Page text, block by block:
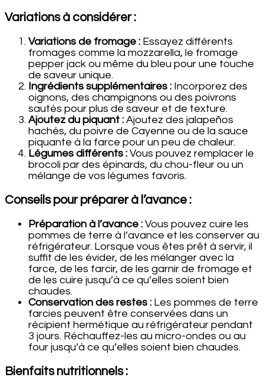
Variations à considérer :
Variations de fromage : Essayez différents
fromages comme la mozzarella, le fromage
pepper jack ou même du bleu pour une touche
de saveur unique.
Ingrédients supplémentaires : Incorporez des
oignons, des champignons ou des poivrons
sautés pour plus de saveur et de texture.
Ajoutez du piquant : Ajoutez des jalapeños
hachés, du poivre de Cayenne ou de la sauce
piquante à la farce pour un peu de chaleur.
Légumes différents : Vous pouvez remplacer le
brocoli par des épinards, du chou-fleur ou un
mélange de vos légumes favoris.
Conseils pour préparer à l’avance :
Préparation à l’avance : Vous pouvez cuire les
pommes de terre à l’avance et les conserver au
réfrigérateur. Lorsque vous êtes prêt à servir, il
suffit de les évider, de les mélanger avec la
farce, de les farcir, de les garnir de fromage et
de les cuire jusqu’à ce qu’elles soient bien
chaudes.
Conservation des restes : Les pommes de terre
farcies peuvent être conservées dans un
récipient hermétique au réfrigérateur pendant
3 jours. Réchauffez-les au micro-ondes ou au
four jusqu’à ce qu’elles soient bien chaudes.
Bienfaits nutritionnels :